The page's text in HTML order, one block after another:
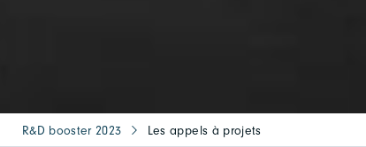
R&D booster 2023 Les appels à projets